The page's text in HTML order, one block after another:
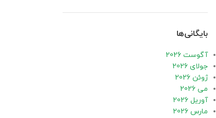
بایگانی‌ها
آگوست 2026
جولای 2026
ژوئن 2026
می 2026
آوریل 2026
مارس 2026